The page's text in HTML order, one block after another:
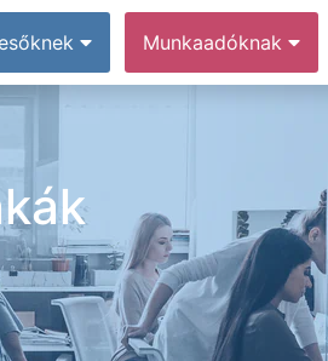
Munkaadóknak